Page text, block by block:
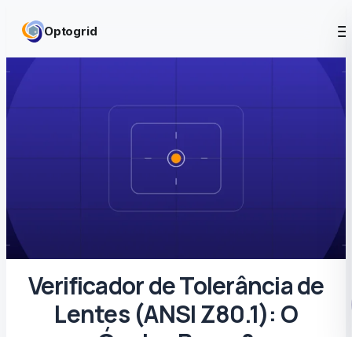
Optogrid
Verificador de Tolerância de
Lentes (ANSI Z80.1): O